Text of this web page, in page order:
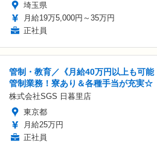
埼玉県
月給19万5,000円～35万円
正社員
管制・教育／《月給40万円以上も可能
管制業務！寮あり＆各種手当が充実☆
株式会社SGS 日暮里店
東京都
月給25万円
正社員